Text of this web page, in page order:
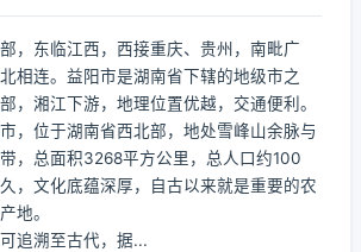
，东临江西，西接重庆、贵州，南毗广
相连。益阳市是湖南省下辖的地级市之
，湘江下游，地理位置优越，交通便利。
，位于湖南省西北部，地处雪峰山余脉与
，总面积3268平方公里，总人口约100
，文化底蕴深厚，自古以来就是重要的农
地。
追溯至古代，据...